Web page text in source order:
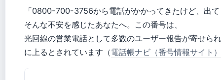
「0800-700-3756から電話がかかってきたけど、出
そんな不安を感じたあなたへ。この番号は、
光回線の営業電話として多数のユーザー報告が寄せら
に上るとされています（電話帳ナビ（番号情報サイト）